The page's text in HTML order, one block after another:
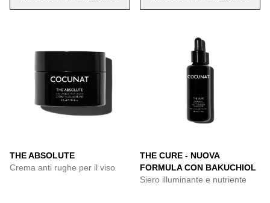
THE ABSOLUTE
Crema anti rughe per il viso
THE CURE - NUOVA
FORMULA CON BAKUCHIOL
Siero illuminante e nutriente